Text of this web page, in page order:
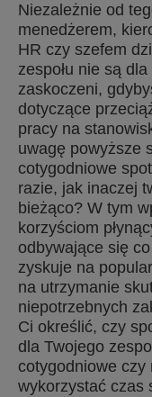
Niezależnie od
menedżerem,
HR czy szefem
zespołu nie są
zaskoczeni,
dotyczące
pracy na
uwagę powyższe
cotygodniowe
razie, jak inaczej
bieżąco? W tym
korzyściom
odbywające się
zyskuje na
na utrzymanie
niepotrzebnych
Ci określić, czy
dla Twojego
cotygodniowe czy
wykorzystać czas